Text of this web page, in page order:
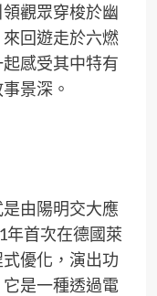
觀眾穿梭於幽
回遊走於六燃
感受其中特有
景深。
是由陽明交大應
年首次在德國萊
優化，演出功
是一種透過電